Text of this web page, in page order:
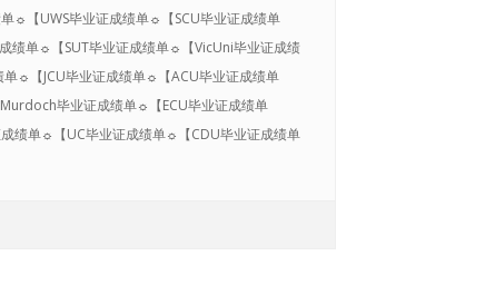
☼【UWS毕业证成绩单☼【SCU毕业证成绩单
单☼【SUT毕业证成绩单☼【VicUni毕业证成绩
☼【JCU毕业证成绩单☼【ACU毕业证成绩单
毕业证成绩单☼【ECU毕业证成绩单
绩单☼【UC毕业证成绩单☼【CDU毕业证成绩单